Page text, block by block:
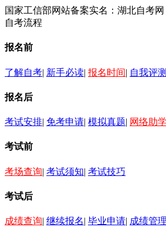
国家工信部网站备案实名：湖北自考
自考流程
报名前
了解自考| 新手必读| 报名时间| 自我评测
报名后
考试安排| 免考申请| 模拟真题| 网络助学
考试前
考场查询| 考试须知| 考试技巧
考试后
成绩查询| 继续报名| 毕业申请| 成绩管理